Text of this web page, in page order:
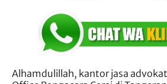
Alhamdulillah, kantor jasa